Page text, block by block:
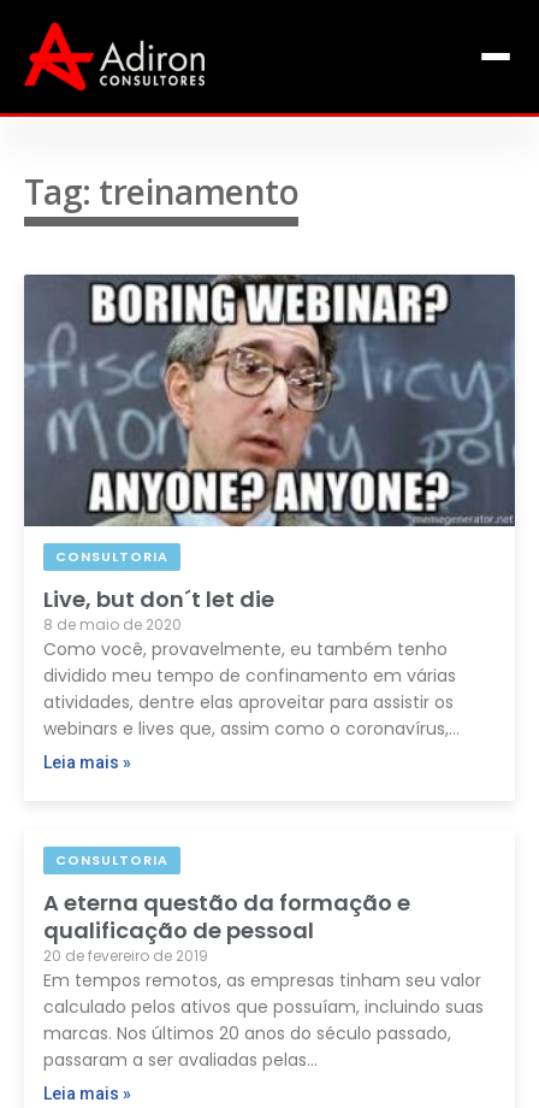
Livros de Fábio Adiron
Contato
Tag: treinamento
CONSULTORIA
Live, but don´t let die
8 de maio de 2020
Como você, provavelmente, eu também tenho
dividido meu tempo de confinamento em várias
atividades, dentre elas aproveitar para assistir os
webinars e lives que, assim como o coronavírus,…
Leia mais »
CONSULTORIA
A eterna questão da formação e
qualificação de pessoal
20 de fevereiro de 2019
Em tempos remotos, as empresas tinham seu valor
calculado pelos ativos que possuíam, incluindo suas
marcas. Nos últimos 20 anos do século passado,
passaram a ser avaliadas pelas…
Leia mais »